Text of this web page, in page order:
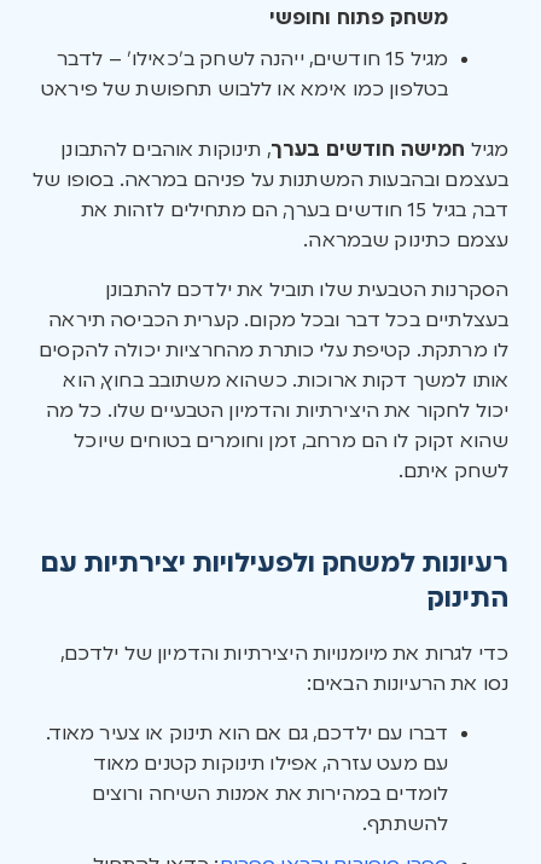
משחק פתוח וחופשי
מגיל 15 חודשים, ייהנה לשחק ב’כאילו’ – לדבר
בטלפון כמו אימא או ללבוש תחפושת של פיראט
מגיל חמישה חודשים בערך, תינוקות אוהבים להתבונן
בעצמם ובהבעות המשתנות על פניהם במראה. בסופו של
דבר, בגיל 15 חודשים בערך, הם מתחילים לזהות את
עצמם כתינוק שבמראה.
הסקרנות הטבעית שלו תוביל את ילדכם להתבונן
בעצלתיים בכל דבר ובכל מקום. קערית הכביסה תיראה
לו מרתקת. קטיפת עלי כותרת מהחרציות יכולה להקסים
אותו למשך דקות ארוכות. כשהוא משתובב בחוץ, הוא
יכול לחקור את היצירתיות והדמיון הטבעיים שלו. כל מה
שהוא זקוק לו הם מרחב, זמן וחומרים בטוחים שיוכל
לשחק איתם.
רעיונות למשחק ולפעילויות יצירתיות עם
התינוק
כדי לגרות את מיומנויות היצירתיות והדמיון של ילדכם,
נסו את הרעיונות הבאים:
דברו עם ילדכם, גם אם הוא תינוק או צעיר מאוד.
עם מעט עזרה, אפילו תינוקות קטנים מאוד
לומדים במהירות את אמנות השיחה ורוצים
להשתתף.